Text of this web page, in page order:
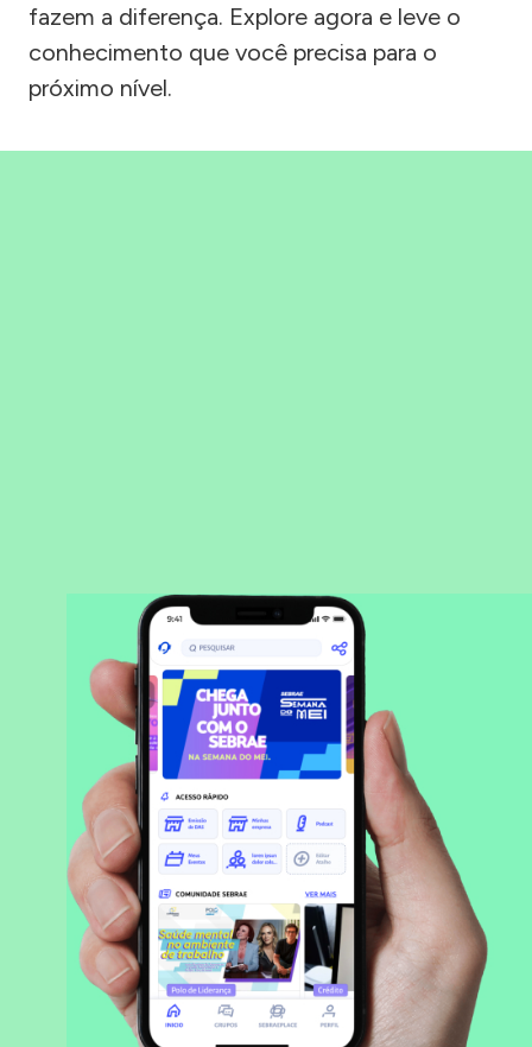
fazem a diferença. Explore agora e leve o
conhecimento que você precisa para o
próximo nível.